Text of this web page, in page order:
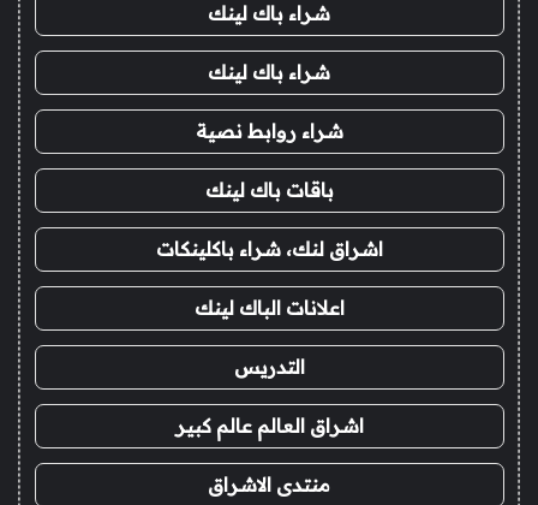
شراء باك لينك
شراء باك لينك
شراء روابط نصية
باقات باك لينك
اشراق لنك، شراء باكلينكات
اعلانات الباك لينك
التدريس
اشراق العالم عالم كبير
منتدى الاشراق